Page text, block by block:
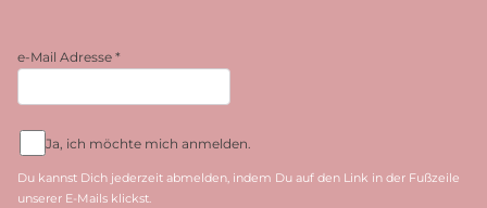
e-Mail Adresse *
Ja, ich möchte mich anmelden.
Du kannst Dich jederzeit abmelden, indem Du auf den Link in der Fußzeile
unserer E-Mails klickst.